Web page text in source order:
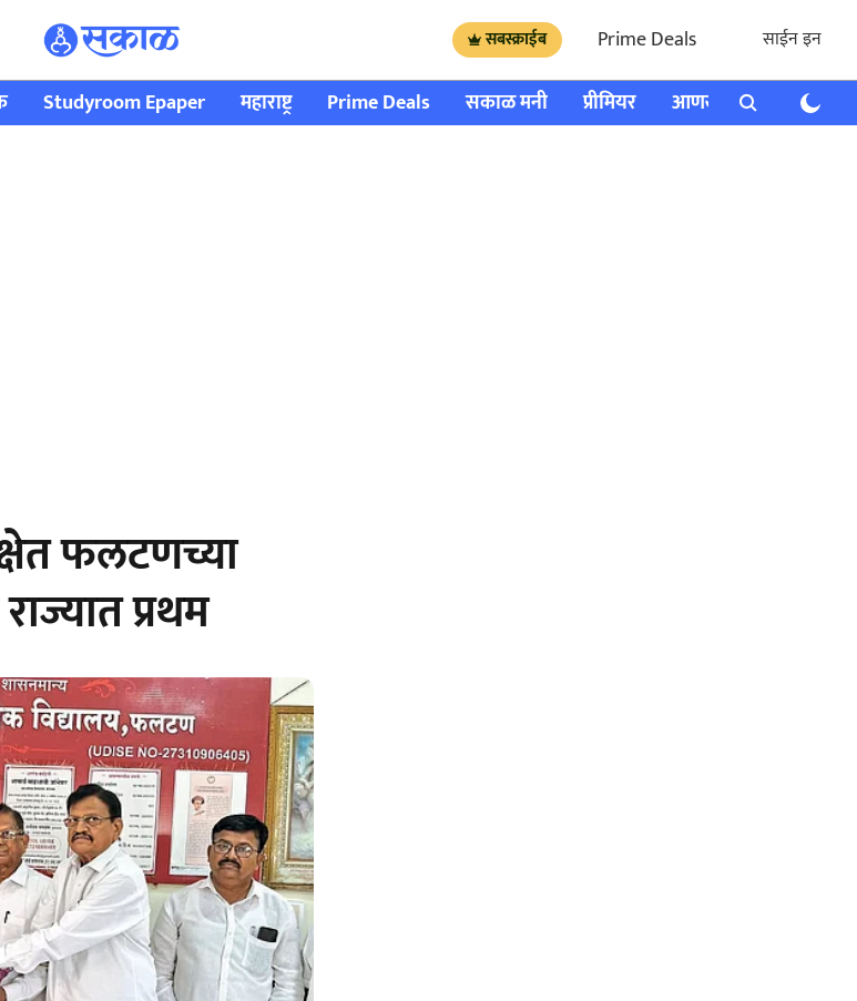
सबस्क्राईब Prime Deals साईन इन
Studyroom Epaper महाराष्ट्र Prime Deals सकाळ मनी प्रीमियर आणखी राशी भविष्य
फलटणच्या
प्रथम